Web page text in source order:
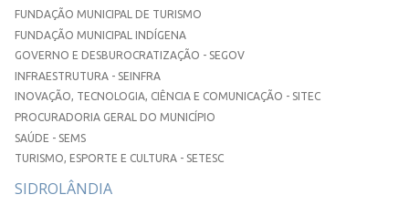
FUNDAÇÃO MUNICIPAL DE TURISMO
FUNDAÇÃO MUNICIPAL INDÍGENA
GOVERNO E DESBUROCRATIZAÇÃO - SEGOV
INFRAESTRUTURA - SEINFRA
INOVAÇÃO, TECNOLOGIA, CIÊNCIA E COMUNICAÇÃO - SITEC
PROCURADORIA GERAL DO MUNICÍPIO
SAÚDE - SEMS
TURISMO, ESPORTE E CULTURA - SETESC
SIDROLÂNDIA